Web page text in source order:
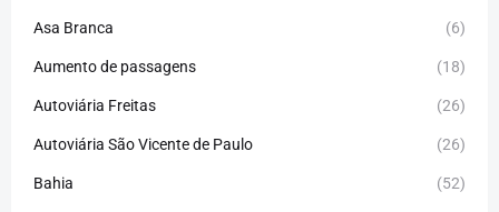
Asa Branca (6)
Aumento de passagens (18)
Autoviária Freitas (26)
Autoviária São Vicente de Paulo (26)
Bahia (52)